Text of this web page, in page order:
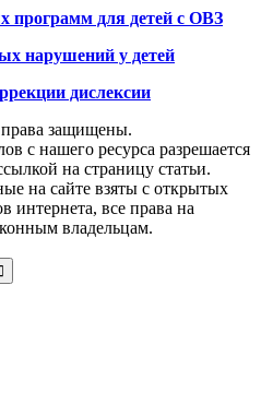
программ для детей с ОВЗ
нарушений у детей
дислексии
защищены.
с нашего ресурса разрешается
на страницу статьи.
на сайте взяты с открытых
интернета, все права на
владельцам.